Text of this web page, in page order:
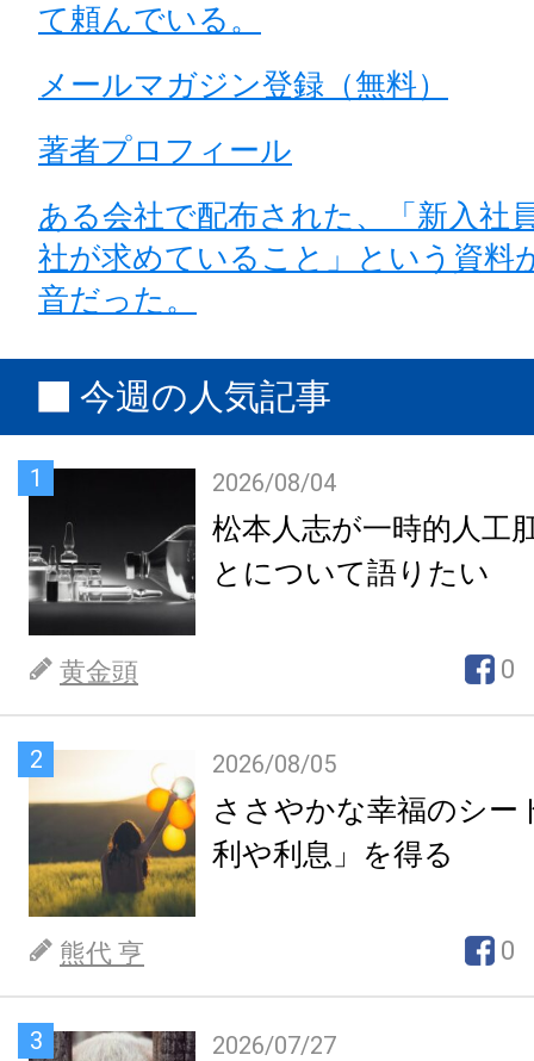
て頼んでいる。
メールマガジン登録（無料）
著者プロフィール
ある会社で配布された、「新入社
社が求めていること」という資料
音だった。
今週の人気記事
1 2026/08/04
松本人志が一時的人工
とについて語りたい
黄金頭 0
2 2026/08/05
ささやかな幸福のシー
利や利息」を得る
熊代 亨 0
3 2026/07/27